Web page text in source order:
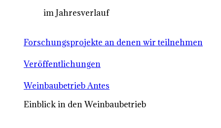
im Jahresverlauf
Forschungsprojekte an denen wir teilnehmen
Veröffentlichungen
Weinbaubetrieb Antes
Einblick in den Weinbaubetrieb